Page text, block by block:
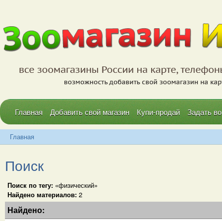
Главная Добавить свой магазин Купи-продай Задать
Главная
Поиск
Поиск по тегу: «физический»
Найдено материалов: 2
Найдено: